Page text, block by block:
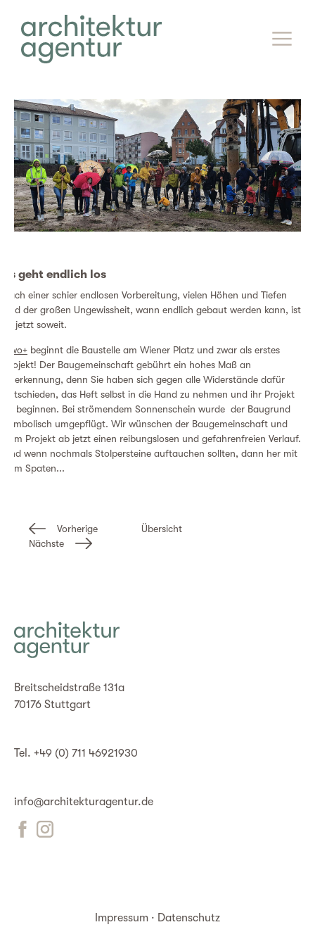
Es geht endlich los
nach einer schier endlosen Vorbereitung, vielen Höhen und Tiefen
und der großen Ungewissheit, wann endlich gebaut werden kann, ist
es jetzt soweit.
z.wo+ beginnt die Baustelle am Wiener Platz und zwar als erstes
Projekt! Der Baugemeinschaft gebührt ein hohes Maß an
Anerkennung, denn Sie haben sich gegen alle Widerstände dafür
entschieden, das Heft selbst in die Hand zu nehmen und ihr Projekt
zu beginnen. Bei strömendem Sonnenschein wurde der Baugrund
symbolisch umgepflügt. Wir wünschen der Baugemeinschaft und
dem Projekt ab jetzt einen reibungslosen und gefahrenfreien Verlauf.
Und wenn nochmals Stolpersteine auftauchen sollten, dann her mit
dem Spaten...
Vorherige
Übersicht
Nächste
Breitscheidstraße 131a
70176 Stuttgart
Tel. +49 (0) 711 46921930
info@architekturagentur.de
Impressum · Datenschutz